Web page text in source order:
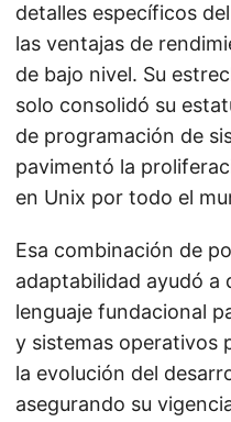
detalles específicos
las ventajas de
de bajo nivel. Su
solo consolidó su
de programación de
pavimentó la
en Unix por todo el
Esa combinación de
adaptabilidad ayudó a
lenguaje fundacional
y sistemas operativos
la evolución del
asegurando su